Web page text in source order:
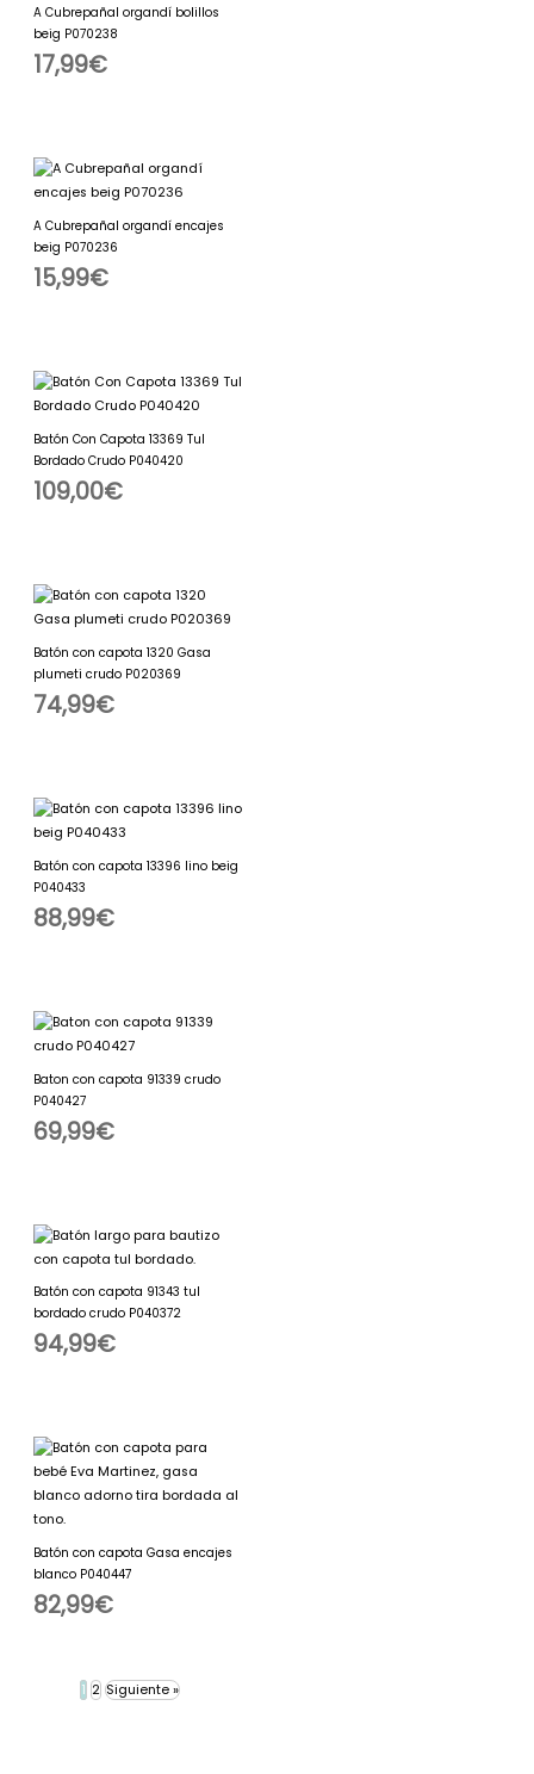
A Cubrepañal organdí bolillos
beig P070238
17,99€
A Cubrepañal organdí encajes
beig P070236
15,99€
Batón Con Capota 13369 Tul
Bordado Crudo P040420
109,00€
Batón con capota 1320 Gasa
plumeti crudo P020369
74,99€
Batón con capota 13396 lino beig
P040433
88,99€
Baton con capota 91339 crudo
P040427
69,99€
Batón con capota 91343 tul
bordado crudo P040372
94,99€
Batón con capota Gasa encajes
blanco P040447
82,99€
1 2 Siguiente »